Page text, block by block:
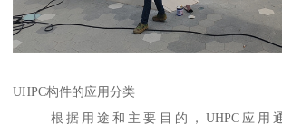
UHPC构件的应用分类
根据用途和主要目的，UHPC应用